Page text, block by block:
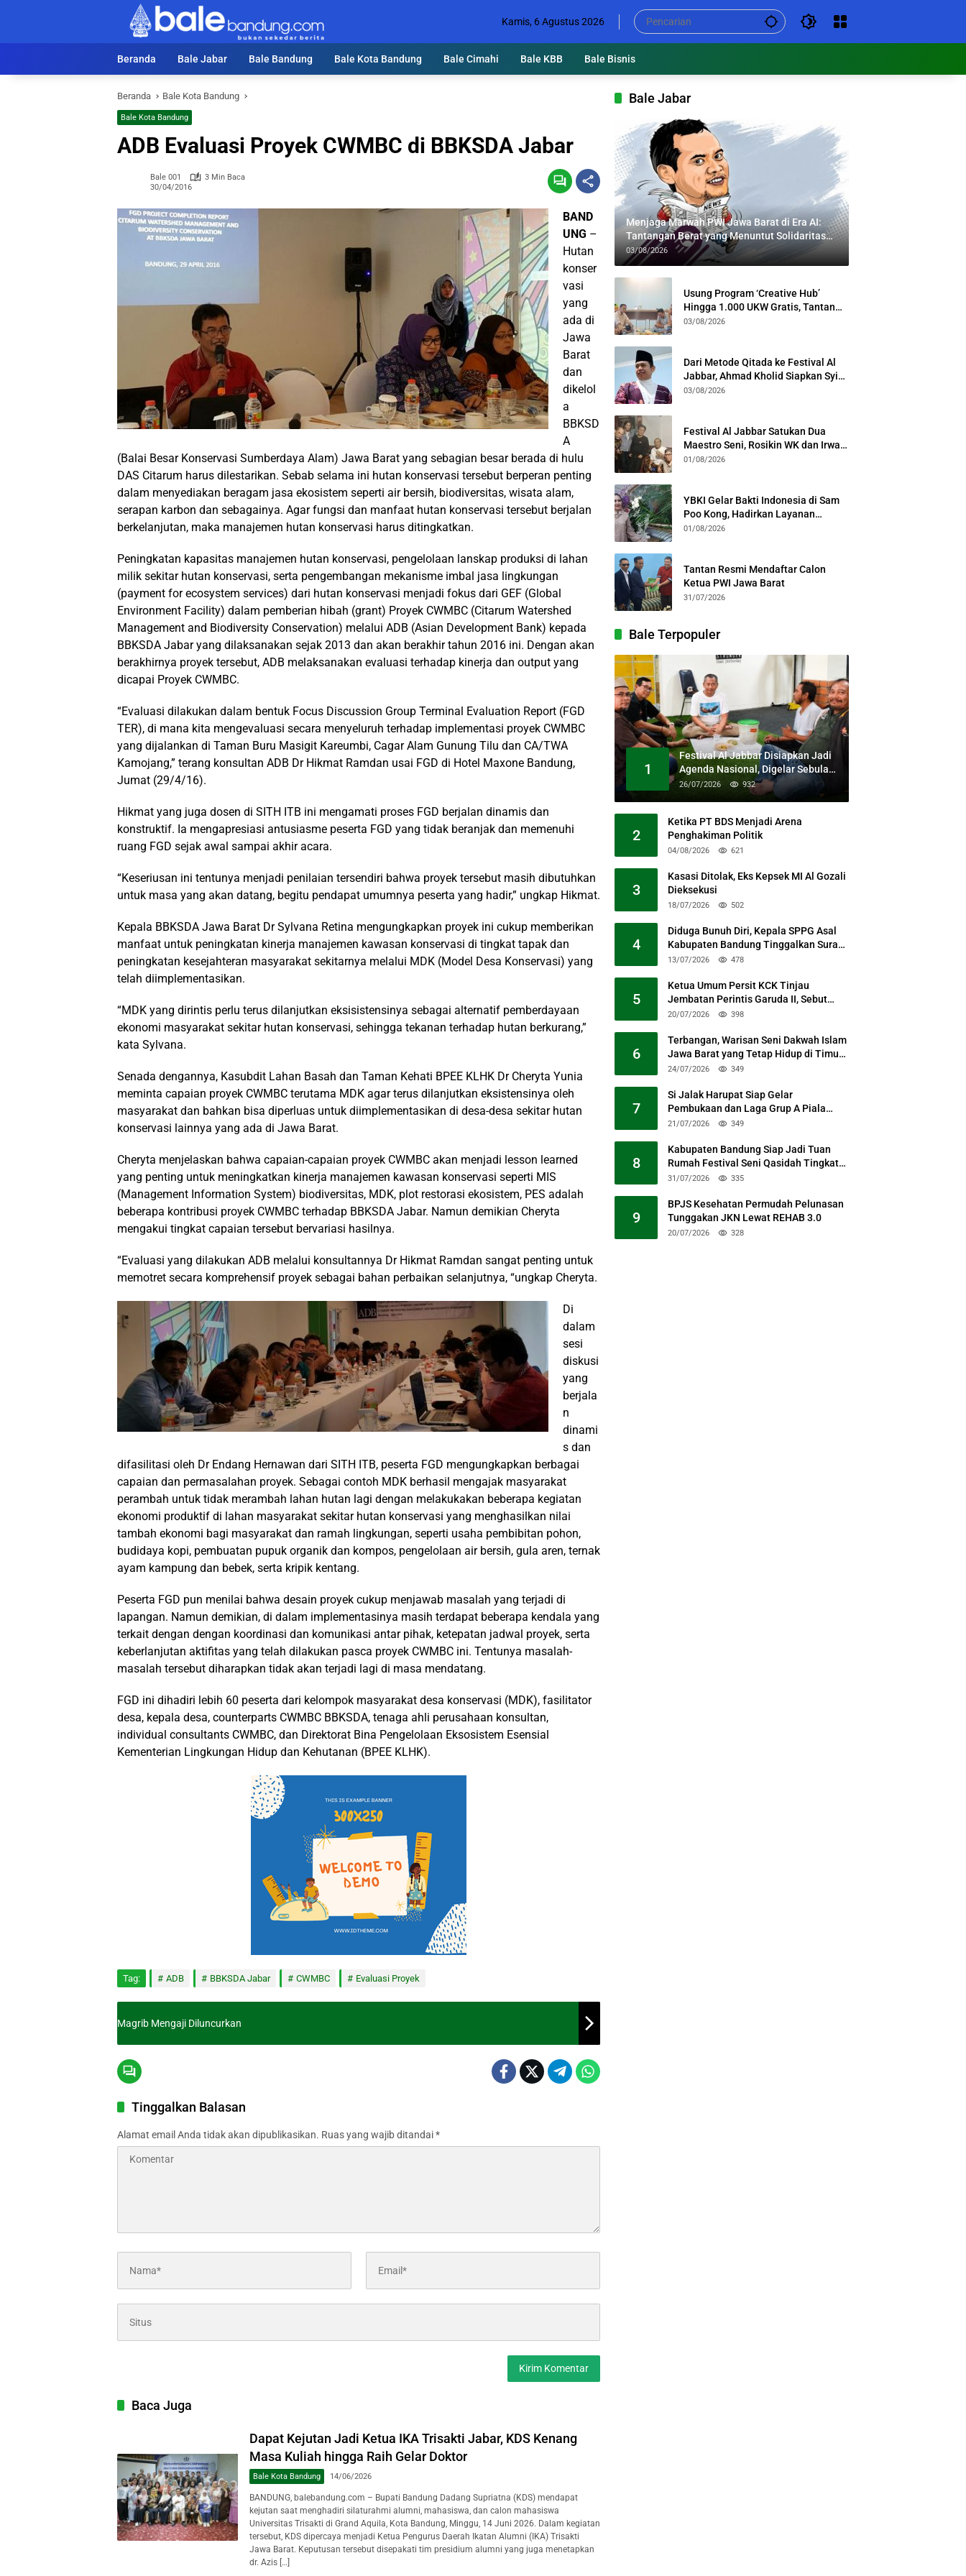
Kamis, 6 Agustus 2026
Beranda Bale Jabar Bale Bandung Bale Kota Bandung Bale Cimahi Bale KBB Bale Bisnis
Beranda Bale Kota Bandung
Bale Kota Bandung
ADB Evaluasi Proyek CWMBC di BBKSDA Jabar
Bale 001
3 Min Baca
30/04/2016
BAND
UNG –
Hutan
konser
vasi
yang
ada di
Jawa
Barat
dan
dikelol
a
BBKSD
A
(Balai Besar Konservasi Sumberdaya Alam) Jawa Barat yang sebagian besar berada di hulu
DAS Citarum harus dilestarikan. Sebab selama ini hutan konservasi tersebut berperan penting
dalam menyediakan beragam jasa ekosistem seperti air bersih, biodiversitas, wisata alam,
serapan karbon dan sebagainya. Agar fungsi dan manfaat hutan konservasi tersebut berjalan
berkelanjutan, maka manajemen hutan konservasi harus ditingkatkan.
Peningkatan kapasitas manajemen hutan konservasi, pengelolaan lanskap produksi di lahan
milik sekitar hutan konservasi, serta pengembangan mekanisme imbal jasa lingkungan
(payment for ecosystem services) dari hutan konservasi menjadi fokus dari GEF (Global
Environment Facility) dalam pemberian hibah (grant) Proyek CWMBC (Citarum Watershed
Management and Biodiversity Conservation) melalui ADB (Asian Development Bank) kepada
BBKSDA Jabar yang dilaksanakan sejak 2013 dan akan berakhir tahun 2016 ini. Dengan akan
berakhirnya proyek tersebut, ADB melaksanakan evaluasi terhadap kinerja dan output yang
dicapai Proyek CWMBC.
“Evaluasi dilakukan dalam bentuk Focus Discussion Group Terminal Evaluation Report (FGD
TER), di mana kita mengevaluasi secara menyeluruh terhadap implementasi proyek CWMBC
yang dijalankan di Taman Buru Masigit Kareumbi, Cagar Alam Gunung Tilu dan CA/TWA
Kamojang,” terang konsultan ADB Dr Hikmat Ramdan usai FGD di Hotel Maxone Bandung,
Jumat (29/4/16).
Hikmat yang juga dosen di SITH ITB ini mengamati proses FGD berjalan dinamis dan
konstruktif. Ia mengapresiasi antusiasme peserta FGD yang tidak beranjak dan memenuhi
ruang FGD sejak awal sampai akhir acara.
“Keseriusan ini tentunya menjadi penilaian tersendiri bahwa proyek tersebut masih dibutuhkan
untuk masa yang akan datang, begitu pendapat umumnya peserta yang hadir,” ungkap Hikmat.
Kepala BBKSDA Jawa Barat Dr Sylvana Retina mengungkapkan proyek ini cukup memberikan
manfaat untuk peningkatan kinerja manajemen kawasan konservasi di tingkat tapak dan
peningkatan kesejahteran masyarakat sekitarnya melalui MDK (Model Desa Konservasi) yang
telah diimplementasikan.
“MDK yang dirintis perlu terus dilanjutkan eksisistensinya sebagai alternatif pemberdayaan
ekonomi masyarakat sekitar hutan konservasi, sehingga tekanan terhadap hutan berkurang,”
kata Sylvana.
Senada dengannya, Kasubdit Lahan Basah dan Taman Kehati BPEE KLHK Dr Cheryta Yunia
meminta capaian proyek CWMBC terutama MDK agar terus dilanjutkan eksistensinya oleh
masyarakat dan bahkan bisa diperluas untuk diimplementasikan di desa-desa sekitar hutan
konservasi lainnya yang ada di Jawa Barat.
Cheryta menjelaskan bahwa capaian-capaian proyek CWMBC akan menjadi lesson learned
yang penting untuk meningkatkan kinerja manajemen kawasan konservasi seperti MIS
(Management Information System) biodiversitas, MDK, plot restorasi ekosistem, PES adalah
beberapa kontribusi proyek CWMBC terhadap BBKSDA Jabar. Namun demikian Cheryta
mengakui tingkat capaian tersebut bervariasi hasilnya.
“Evaluasi yang dilakukan ADB melalui konsultannya Dr Hikmat Ramdan sangat penting untuk
memotret secara komprehensif proyek sebagai bahan perbaikan selanjutnya, “ungkap Cheryta.
Di
dalam
sesi
diskusi
yang
berjala
n
dinami
s dan
difasilitasi oleh Dr Endang Hernawan dari SITH ITB, peserta FGD mengungkapkan berbagai
capaian dan permasalahan proyek. Sebagai contoh MDK berhasil mengajak masyarakat
perambah untuk tidak merambah lahan hutan lagi dengan melakukakan beberapa kegiatan
ekonomi produktif di lahan masyarakat sekitar hutan konservasi yang menghasilkan nilai
tambah ekonomi bagi masyarakat dan ramah lingkungan, seperti usaha pembibitan pohon,
budidaya kopi, pembuatan pupuk organik dan kompos, pengelolaan air bersih, gula aren, ternak
ayam kampung dan bebek, serta kripik kentang.
Peserta FGD pun menilai bahwa desain proyek cukup menjawab masalah yang terjadi di
lapangan. Namun demikian, di dalam implementasinya masih terdapat beberapa kendala yang
terkait dengan dengan koordinasi dan komunikasi antar pihak, ketepatan jadwal proyek, serta
keberlanjutan aktifitas yang telah dilakukan pasca proyek CWMBC ini. Tentunya masalah-
masalah tersebut diharapkan tidak akan terjadi lagi di masa mendatang.
FGD ini dihadiri lebih 60 peserta dari kelompok masyarakat desa konservasi (MDK), fasilitator
desa, kepala desa, counterparts CWMBC BBKSDA, tenaga ahli perusahaan konsultan,
individual consultants CWMBC, dan Direktorat Bina Pengelolaan Eksosistem Esensial
Kementerian Lingkungan Hidup dan Kehutanan (BPEE KLHK).
Tag: ADB BBKSDA Jabar CWMBC Evaluasi Proyek
Magrib Mengaji Diluncurkan
Tinggalkan Balasan
Alamat email Anda tidak akan dipublikasikan. Ruas yang wajib ditandai*
Baca Juga
Dapat Kejutan Jadi Ketua IKA Trisakti Jabar, KDS Kenang
Masa Kuliah hingga Raih Gelar Doktor
Bale Kota Bandung 14/06/2026
BANDUNG, balebandung.com – Bupati Bandung Dadang Supriatna (KDS) mendapat
kejutan saat menghadiri silaturahmi alumni, mahasiswa, dan calon mahasiswa
Universitas Trisakti di Grand Aquila, Kota Bandung, Minggu, 14 Juni 2026. Dalam kegiatan
tersebut, KDS dipercaya menjadi Ketua Pengurus Daerah Ikatan Alumni (IKA) Trisakti
Jawa Barat. Keputusan tersebut disepakati tim presidium alumni yang juga menetapkan
dr. Azis […]
Bale Jabar
Menjaga Marwah PWI Jawa Barat di Era AI:
Tantangan Berat yang Menuntut Solidaritas
Lintas Generasi
03/08/2026
Usung Program ‘Creative Hub’
Hingga 1.000 UKW Gratis, Tantan
Sulthon Paparkan Visi PWI Jabar di
03/08/2026
Dari Metode Qitada ke Festival Al
Jabbar, Ahmad Kholid Siapkan Syiar
Al-Qur’an Lewat Nada
03/08/2026
Festival Al Jabbar Satukan Dua
Maestro Seni, Rosikin WK dan Irwan
Guntari Garap Pertunjukan Kolosal
01/08/2026
YBKI Gelar Bakti Indonesia di Sam
Poo Kong, Hadirkan Layanan
Kesehatan Gratis dan Dialog
01/08/2026
Tantan Resmi Mendaftar Calon
Ketua PWI Jawa Barat
31/07/2026
Bale Terpopuler
1
Festival Al Jabbar Disiapkan Jadi
Agenda Nasional, Digelar Sebulan
Penuh di Kawasan Masjid Raya Al
26/07/2026 932
2
Ketika PT BDS Menjadi Arena
Penghakiman Politik
04/08/2026 621
3
Kasasi Ditolak, Eks Kepsek MI Al Gozali
Dieksekusi
18/07/2026 502
4
Diduga Bunuh Diri, Kepala SPPG Asal
Kabupaten Bandung Tinggalkan Surat
Permohonan Maaf
13/07/2026 478
5
Ketua Umum Persit KCK Tinjau
Jembatan Perintis Garuda II, Sebut
Simbol Kebersamaan TNI dan Rakyat
20/07/2026 398
6
Terbangan, Warisan Seni Dakwah Islam
Jawa Barat yang Tetap Hidup di Timur
Kabupaten Bandung
24/07/2026 349
7
Si Jalak Harupat Siap Gelar
Pembukaan dan Laga Grup A Piala
Presiden 2026 Sabtu Mendatang
21/07/2026 349
8
Kabupaten Bandung Siap Jadi Tuan
Rumah Festival Seni Qasidah Tingkat
Nasional
31/07/2026 335
9
BPJS Kesehatan Permudah Pelunasan
Tunggakan JKN Lewat REHAB 3.0
20/07/2026 328